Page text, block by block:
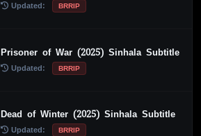
Updated: BRRIP
Prisoner of War (2025) Sinhala Subtitle
Updated: BRRIP
Dead of Winter (2025) Sinhala Subtitle
Updated: BRRIP